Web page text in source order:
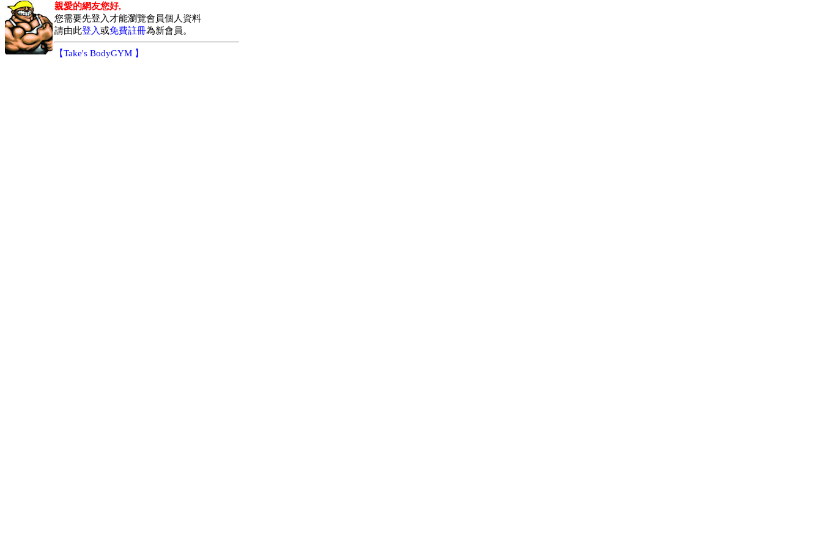
親愛的網友您好,
您需要先登入才能瀏覽會員個人資料
請由此登入或免費註冊為新會員。
【Take's BodyGYM 】